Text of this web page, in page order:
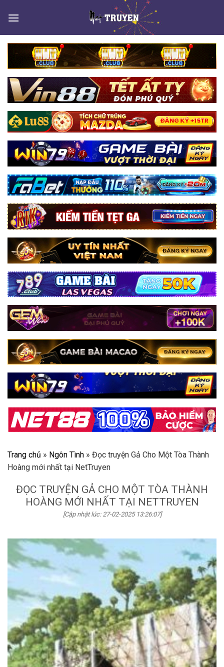
Trang chủ » Ngôn Tình » Đọc truyện Gả Cho Một Tòa Thành
Hoàng mới nhất tại NetTruyen
ĐỌC TRUYỆN GẢ CHO MỘT TÒA THÀNH
HOÀNG MỚI NHẤT TẠI NETTRUYEN
[Cập nhật lúc: 27-02-2025 13:26:07]